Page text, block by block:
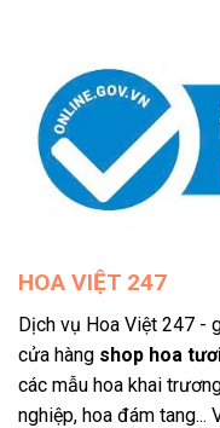
HOA VIỆT 247
Dịch vụ Hoa Việt 247 -
cửa hàng shop hoa
các mẫu hoa khai
nghiệp, hoa đám tang...